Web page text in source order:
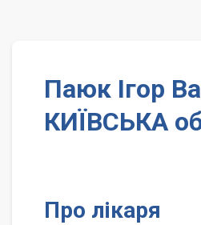
Паюк Ігор
КИЇВСЬКА
Про лікаря